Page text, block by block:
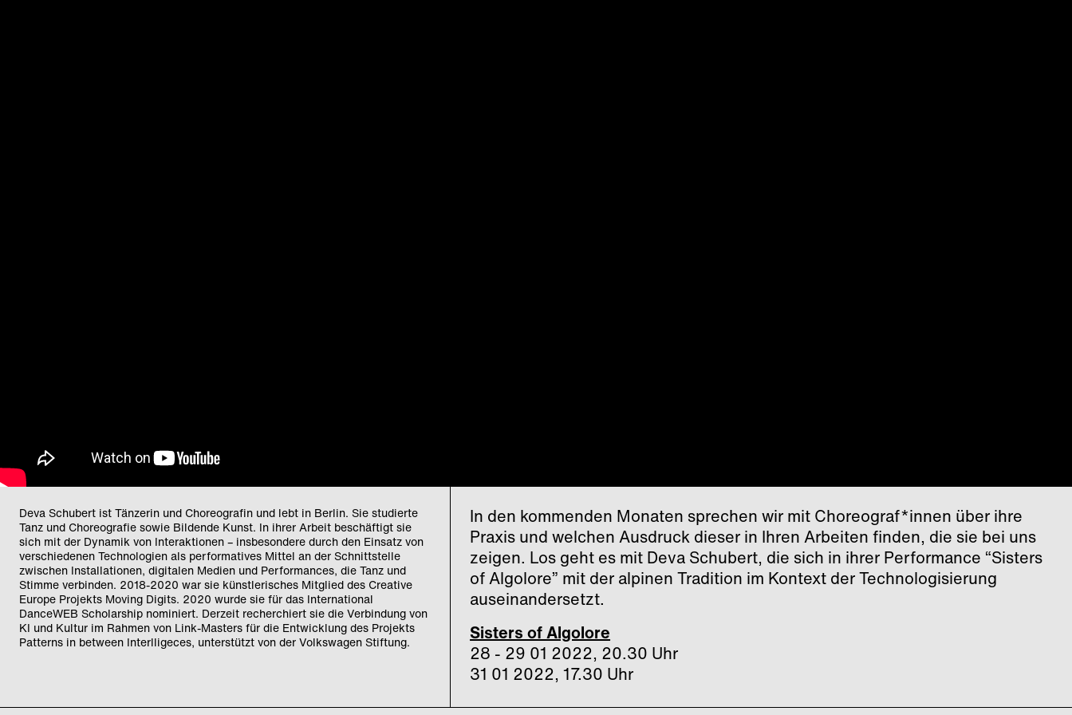
Deva Schubert ist Tänzerin und Choreografin und lebt in Berlin. Sie studierte
Tanz und Choreografie sowie Bildende Kunst. In ihrer Arbeit beschäftigt sie
sich mit der Dynamik von Interaktionen – insbesondere durch den Einsatz von
verschiedenen Technologien als performatives Mittel an der Schnittstelle
zwischen Installationen, digitalen Medien und Performances, die Tanz und
Stimme verbinden. 2018-2020 war sie künstlerisches Mitglied des Creative
Europe Projekts Moving Digits. 2020 wurde sie für das International
DanceWEB Scholarship nominiert. Derzeit recherchiert sie die Verbindung von
KI und Kultur im Rahmen von Link-Masters für die Entwicklung des Projekts
Patterns in between Interlligeces, unterstützt von der Volkswagen Stiftung.
In den kommenden Monaten sprechen wir mit Choreograf*innen über ihre
Praxis und welchen Ausdruck dieser in Ihren Arbeiten finden, die sie bei uns
zeigen. Los geht es mit Deva Schubert, die sich in ihrer Performance “Sisters
of Algolore” mit der alpinen Tradition im Kontext der Technologisierung
auseinandersetzt.
Sisters of Algolore
28 - 29 01 2022, 20.30 Uhr
31 01 2022, 17.30 Uhr